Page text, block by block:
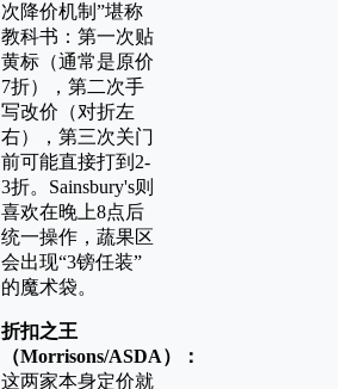
次降价机制”堪称
教科书：第一次贴
黄标（通常是原价
7折），第二次手
写改价（对折左
右），第三次关门
前可能直接打到2-
3折。Sainsbury's则
喜欢在晚上8点后
统一操作，蔬果区
会出现“3镑任装”
的魔术袋。
折扣之王
（Morrisons/ASDA）：
这两家本身定价就